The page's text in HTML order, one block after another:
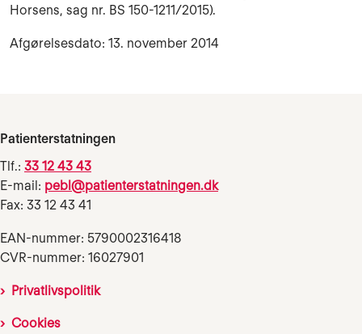
Horsens, sag nr. BS 150-1211/2015).
Afgørelsesdato: 13. november 2014
Patienterstatningen
Tlf.: 33 12 43 43
E-mail: pebl@patienterstatningen.dk
Fax: 33 12 43 41
EAN-nummer: 5790002316418
CVR-nummer: 16027901
Privatlivspolitik
Cookies